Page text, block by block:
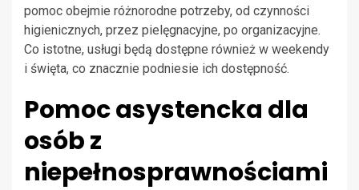
pomoc obejmie różnorodne potrzeby, od czynności
higienicznych, przez pielęgnacyjne, po organizacyjne.
Co istotne, usługi będą dostępne również w weekendy
i święta, co znacznie podniesie ich dostępność.
Pomoc asystencka dla
osób z
niepełnosprawnościami